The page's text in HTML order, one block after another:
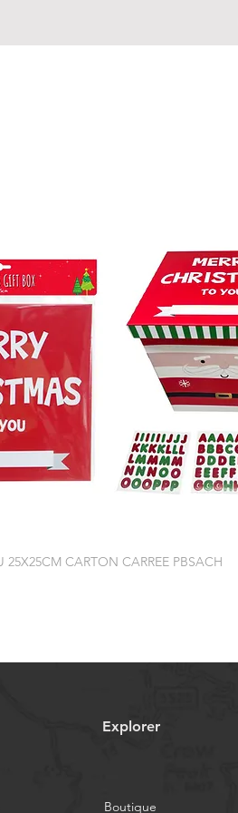
CARTON CARREE PBSACH
Explorer
Boutique